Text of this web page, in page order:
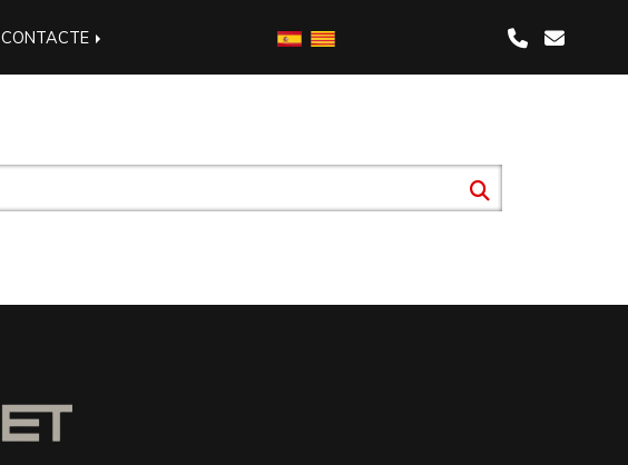
CONTACTE